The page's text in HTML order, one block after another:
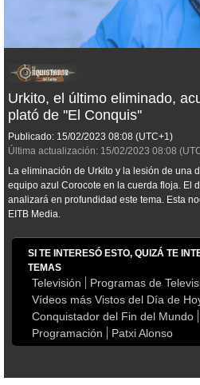
Urkito, el último eliminado,
plató de ''El Conquis''
Publicado: 15/02/2023 08:08 (UTC+1)
Última actualización: 15/02/2023 08:08
La eliminación de Urkito y la lesión de una
equipo azul Corocote en la cuerda floja. El
analizará en profundidad este tema. Esta
EITB Media.
SI TE INTERESÓ ESTO, QUIZÁ TE
TEMAS
Televisión
Programas de
Vídeos más Vistos del Día de
Conquistador del Fin del Mundo
Programación
Patxi Alonso